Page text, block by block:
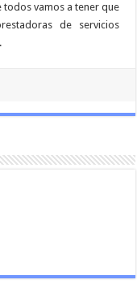
todos vamos a tener que
de servicios